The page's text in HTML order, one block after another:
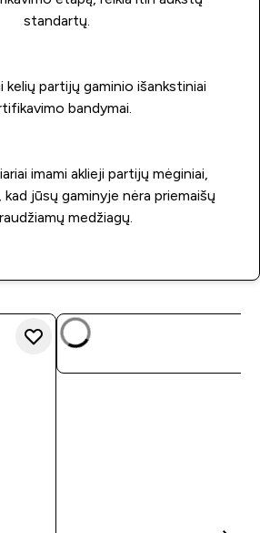
standartų.
kelių partijų gaminio išankstiniai
bandymai.
imami aklieji partijų mėginiai,
jūsų gaminyje nėra priemaišų
medžiagų.